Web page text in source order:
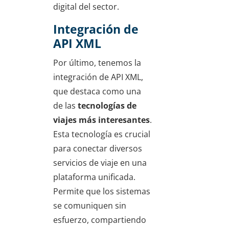
digital del sector.
Integración de
API XML
Por último, tenemos la
integración de API XML,
que destaca como una
de las tecnologías de
viajes más interesantes.
Esta tecnología es crucial
para conectar diversos
servicios de viaje en una
plataforma unificada.
Permite que los sistemas
se comuniquen sin
esfuerzo, compartiendo